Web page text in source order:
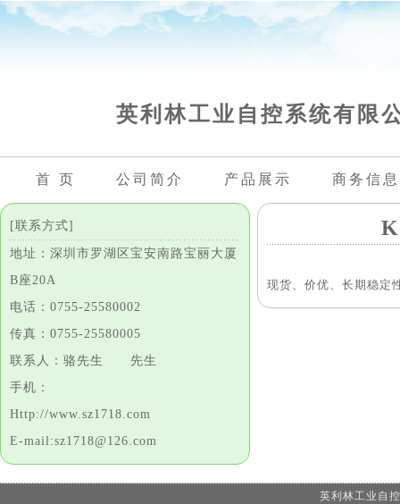
英利林工业自控系统有限
首 页 公司简介 产品展示 商务信息
[联系方式]
地址：深圳市罗湖区宝安南路宝丽大厦
B座20A
电话：0755-25580002
传真：0755-25580005
联系人：骆先生 先生
手机：
Http://www.sz1718.com
E-mail:sz1718@126.com
现货、价优、长期稳定
英利林工业